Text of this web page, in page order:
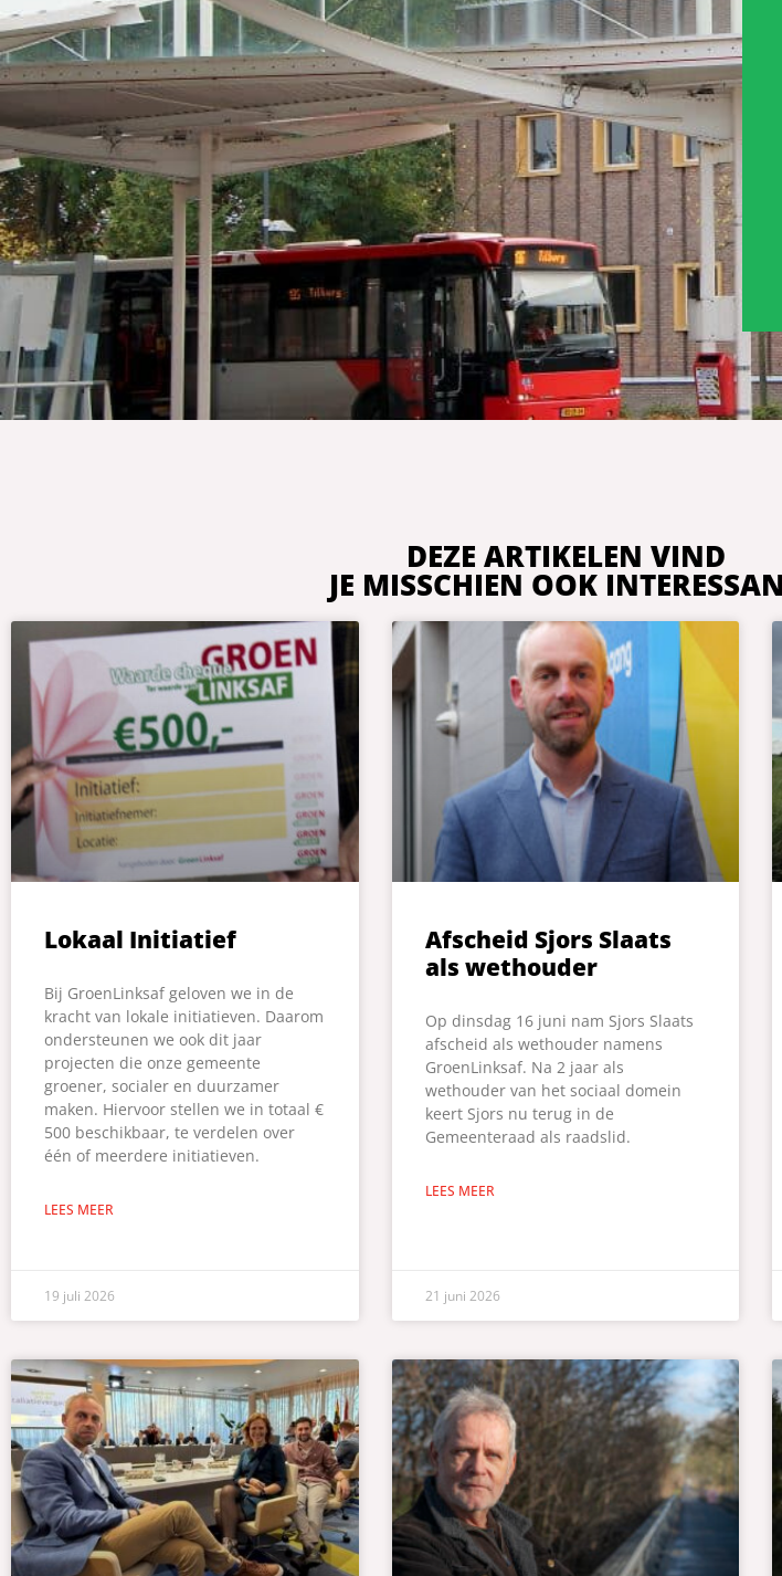
DEZE ARTIKELEN VIND
JE MISSCHIEN OOK
Lokaal Initiatief
Bij GroenLinksaf geloven we in de
kracht van lokale initiatieven. Daarom
ondersteunen we ook dit jaar
projecten die onze gemeente
groener, socialer en duurzamer
maken. Hiervoor stellen we in totaal €
500 beschikbaar, te verdelen over
één of meerdere initiatieven.
LEES MEER
19 juli 2026
Afscheid Sjors Slaats
als wethouder
Op dinsdag 16 juni nam Sjors Slaats
afscheid als wethouder namens
GroenLinksaf. Na 2 jaar als
wethouder van het sociaal domein
keert Sjors nu terug in de
Gemeenteraad als raadslid.
LEES MEER
21 juni 2026